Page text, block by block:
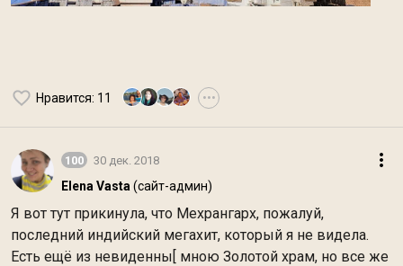
Нравится: 11 •••
100 30 дек. 2018
Elena Vasta (сайт-админ)
Я вот тут прикинула, что Мехрангарх, пожалуй,
последний индийский мегахит, который я не видела.
Есть ещё из невиденны[ мною Золотой храм, но все же